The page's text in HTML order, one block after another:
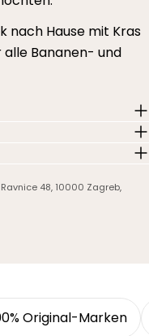
nach Hause mit Kras
Bananen- und
48, 10000 Zagreb,
Original-Marken